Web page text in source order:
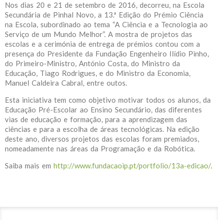
Nos dias 20 e 21 de setembro de 2016, decorreu, na Escola
Secundária de Pinhal Novo, a 13.ª Edição do Prémio Ciência
na Escola, subordinado ao tema “A Ciência e a Tecnologia ao
Serviço de um Mundo Melhor”. A mostra de projetos das
escolas e a cerimónia de entrega de prémios contou com a
presença do Presidente da Fundação Engenheiro Ilídio Pinho,
do Primeiro-Ministro, António Costa, do Ministro da
Educação, Tiago Rodrigues, e do Ministro da Economia,
Manuel Caldeira Cabral, entre outos.
Esta iniciativa tem como objetivo motivar todos os alunos, da
Educação Pré-Escolar ao Ensino Secundário, das diferentes
vias de educação e formação, para a aprendizagem das
ciências e para a escolha de áreas tecnológicas. Na edição
deste ano, diversos projetos das escolas foram premiados,
nomeadamente nas áreas da Programação e da Robótica.
Saiba mais em http://www.fundacaoip.pt/portfolio/13a-edicao/.